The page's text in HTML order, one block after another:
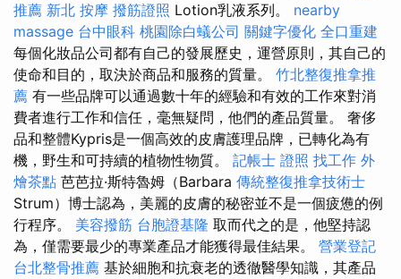
推薦 新北 按摩 撥筋證照 Lotion乳液系列。 nearby
massage 台中眼科 桃園除白蟻公司 關鍵字優化 全口重建
每個化妝品公司都有自己的發展歷史，運營原則，其自己的
使命和目的，取決於商品和服務的質量。 竹北整復推拿推
薦 有一些品牌可以通過數十年的經驗和有效的工作來對消
費者進行工作和信任，毫無疑問，他們的產品質量。 奢侈
品和整體Kypris是一個高效的皮膚護理品牌，已轉化為有
機，野生和可持續的植物性物質。 記帳士 證照 找工作 外
燴茶點 芭芭拉·斯特魯姆（Barbara 傳統整復推拿技術士
Strum）博士認為，美麗的皮膚的秘密並不是一個疲憊的例
行程序。 美容撥筋 台胞證基隆 取而代之的是，他堅持認
為，僅需要最少的專業產品才能獲得最佳結果。 營業登記
台北整骨推薦 基於細胞和抗衰老的透徹醫學知識，其產品